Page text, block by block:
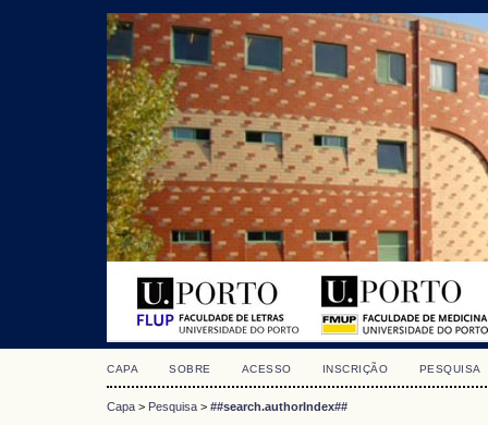
CAPA SOBRE ACESSO INSCRIÇÃO PESQUISA
Capa > Pesquisa > ##search.authorIndex##